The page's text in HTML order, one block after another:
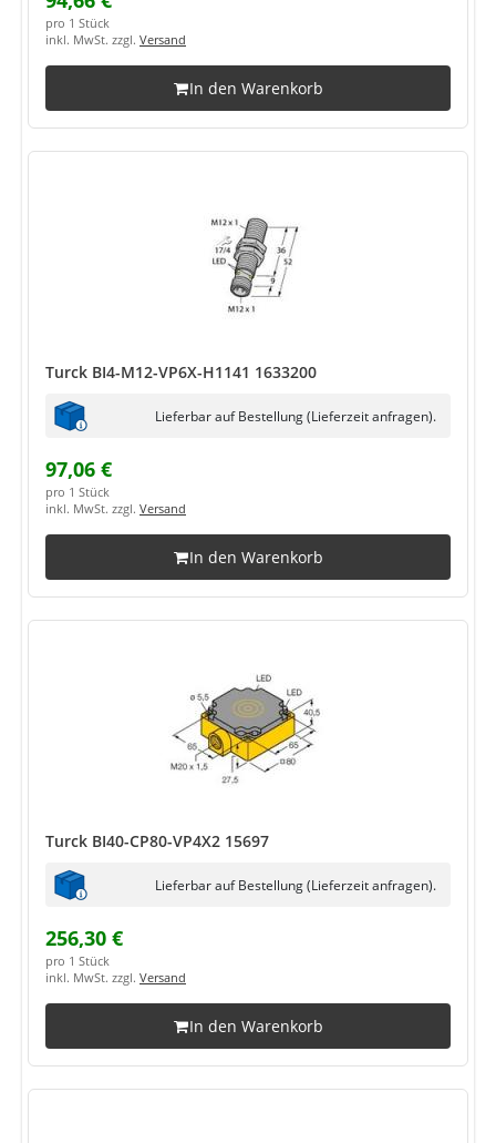
pro 1 Stück
inkl. MwSt. zzgl. Versand
In den Warenkorb
Turck BI4-M12-VP6X-H1141 1633200
Lieferbar auf Bestellung (Lieferzeit anfragen).
97,06 €
pro 1 Stück
inkl. MwSt. zzgl. Versand
In den Warenkorb
Turck BI40-CP80-VP4X2 15697
Lieferbar auf Bestellung (Lieferzeit anfragen).
256,30 €
pro 1 Stück
inkl. MwSt. zzgl. Versand
In den Warenkorb